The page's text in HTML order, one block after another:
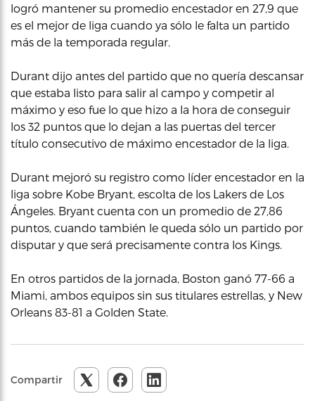
logró mantener su promedio encestador en 27,9 que
es el mejor de liga cuando ya sólo le falta un partido
más de la temporada regular.
Durant dijo antes del partido que no quería descansar
que estaba listo para salir al campo y competir al
máximo y eso fue lo que hizo a la hora de conseguir
los 32 puntos que lo dejan a las puertas del tercer
título consecutivo de máximo encestador de la liga.
Durant mejoró su registro como líder encestador en la
liga sobre Kobe Bryant, escolta de los Lakers de Los
Ángeles. Bryant cuenta con un promedio de 27,86
puntos, cuando también le queda sólo un partido por
disputar y que será precisamente contra los Kings.
En otros partidos de la jornada, Boston ganó 77-66 a
Miami, ambos equipos sin sus titulares estrellas, y New
Orleans 83-81 a Golden State.
Compartir